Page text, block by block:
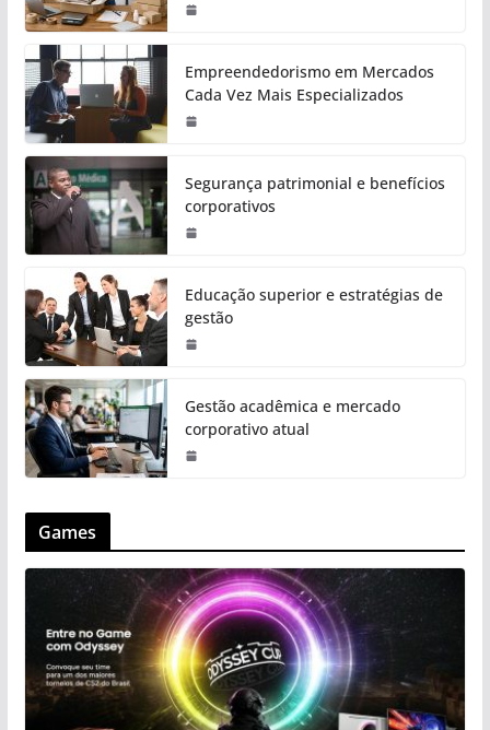
Empreendedorismo em Mercados
Cada Vez Mais Especializados
Segurança patrimonial e benefícios
corporativos
Educação superior e estratégias de
gestão
Gestão acadêmica e mercado
corporativo atual
Games